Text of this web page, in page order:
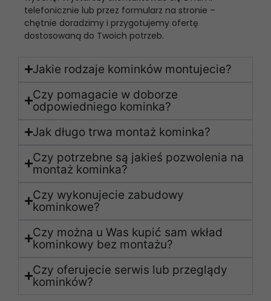
telefonicznie lub przez formularz na stronie –
chętnie doradzimy i przygotujemy ofertę
dostosowaną do Twoich potrzeb.
Jakie rodzaje kominków montujecie?
Czy pomagacie w doborze
odpowiedniego kominka?
Jak długo trwa montaż kominka?
Czy potrzebne są jakieś pozwolenia na
montaż kominka?
Czy wykonujecie zabudowy
kominkowe?
Czy można u Was kupić sam wkład
kominkowy bez montażu?
Czy oferujecie serwis lub przeglądy
kominków?